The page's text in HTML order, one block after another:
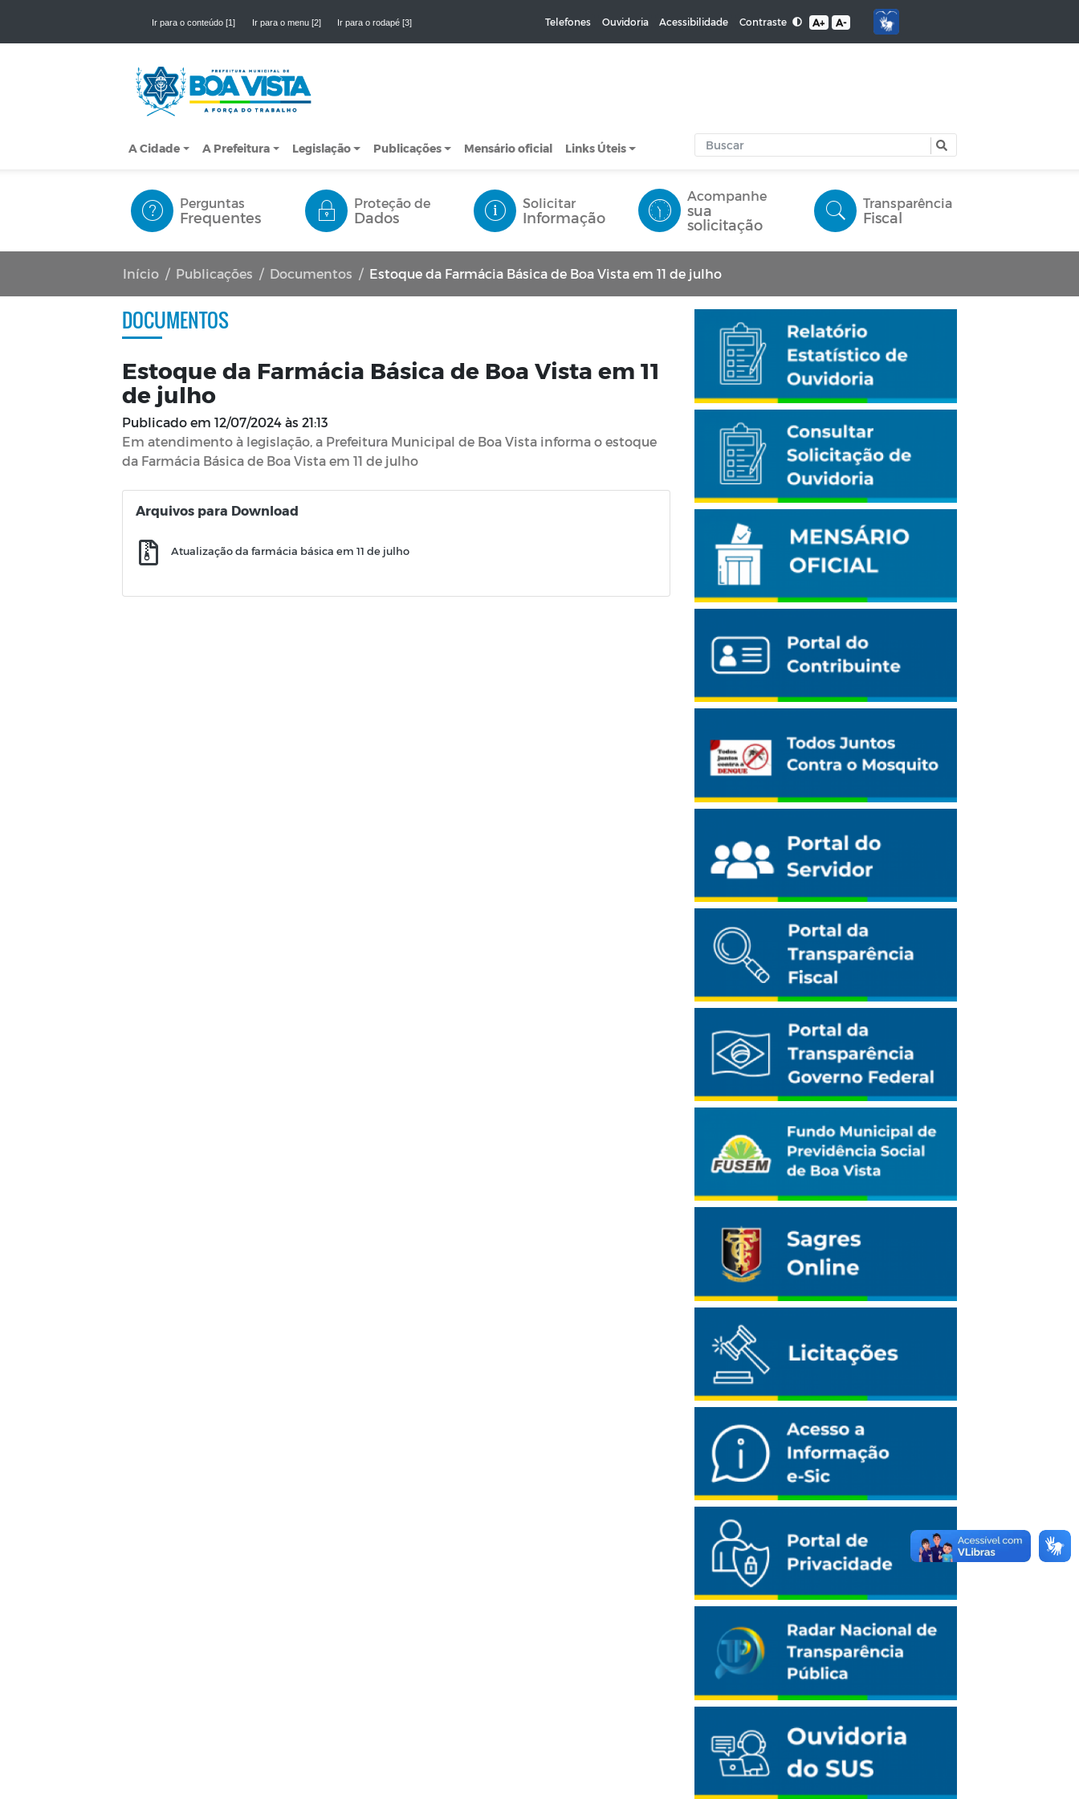
Ir para o conteúdo [1] Ir para o menu [2] Ir para o rodapé [3] Telefones Ouvidoria Acessibilidade Contraste A+ A-
A Cidade A Prefeitura Legislação Publicações Mensário oficial Links Úteis
Perguntas
Frequentes
Proteção de
Dados
Solicitar
Informação
Acompanhe
sua
solicitação
Transparência
Fiscal
Início Publicações Documentos Estoque da Farmácia Básica de Boa Vista em 11 de julho
DOCUMENTOS
Estoque da Farmácia Básica de Boa Vista em 11
de julho
Publicado em 12/07/2024 às 21:13
Em atendimento à legislação, a Prefeitura Municipal de Boa Vista informa o estoque
da Farmácia Básica de Boa Vista em 11 de julho
Arquivos para Download
Atualização da farmácia básica em 11 de julho